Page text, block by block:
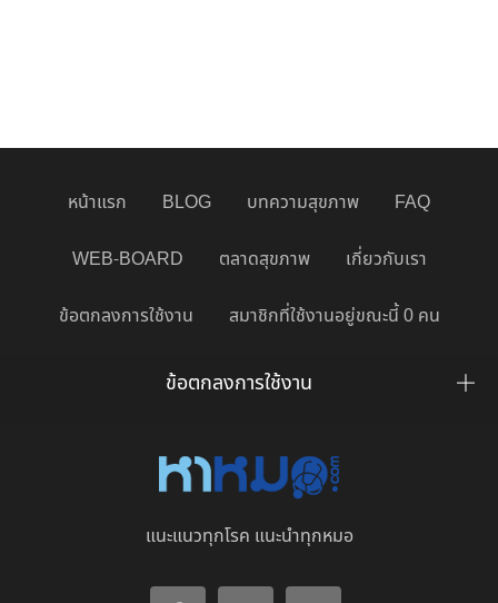
หน้าแรก BLOG บทความสุขภาพ FAQ
WEB-BOARD ตลาดสุขภาพ เกี่ยวกับเรา
ข้อตกลงการใช้งาน สมาชิกที่ใช้งานอยู่ขณะนี้ 0 คน
ข้อตกลงการใช้งาน
แนะแนวทุกโรค แนะนำทุกหมอ